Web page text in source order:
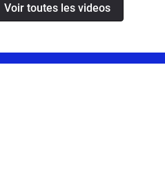
Voir toutes les videos